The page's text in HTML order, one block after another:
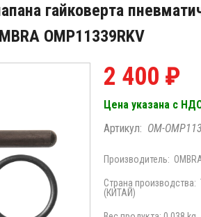
гайковерта
OMP11339RKV
2 400 ₽
Цена указана с
Артикул: OM-
Производитель:
Страна производства:
(КИТАЙ)